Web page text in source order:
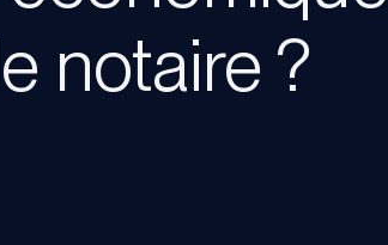
notaire ?